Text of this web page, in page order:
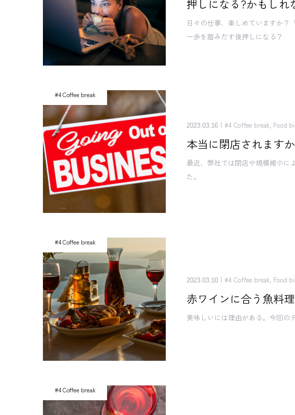
押しになる?かもしれ
日々の仕事、楽しめていますか？
一歩を踏みだす後押しになる？
#4 Coffee break
2023.03.16 #4 Coffee break, Food
本当に閉店されます
最近、弊社では閉店や規模縮小に
た。
#4 Coffee break
2023.03.10 #4 Coffee break, Food
赤ワインに合う魚料
美味しいには理由がある。今回の
#4 Coffee break